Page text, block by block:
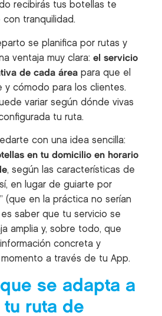
recibirás tus botellas te
tranquilidad.
se planifica por rutas y
ventaja muy clara: el servicio
de cada área para que el
y cómodo para los clientes.
variar según dónde vivas
tu ruta.
con una idea sencilla:
en tu domicilio en horario
, según las características de
en lugar de guiarte por
(que en la práctica no serían
saber que tu servicio se
amplia y, sobre todo, que
concreta y
a través de tu App.
se adapta a
tu ruta de